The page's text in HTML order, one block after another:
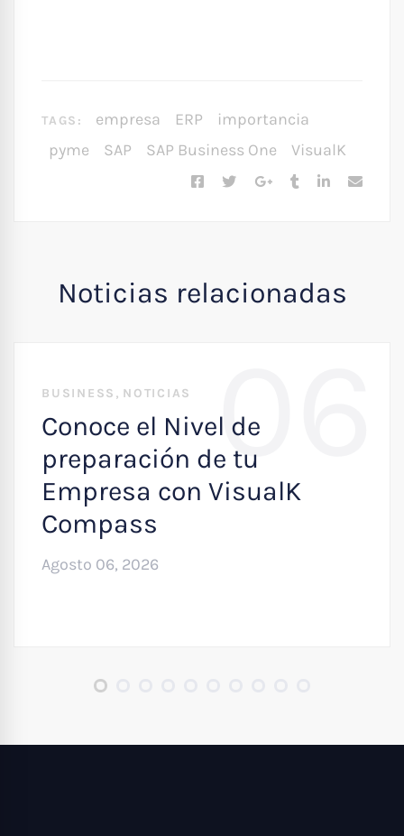
TAGS: empresa ERP
importancia
pyme
SAP SAP Business One VisualK
Noticias relacionadas
06
BUSINESS , NOTICIAS
Conoce el Nivel de
preparación de tu
Empresa con VisualK
Compass
Agosto 06, 2026